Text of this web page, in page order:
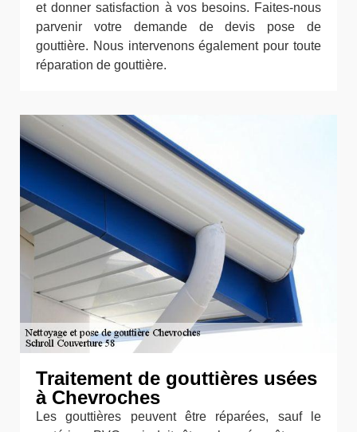
et donner satisfaction à vos besoins. Faites-nous
parvenir votre demande de devis pose de
gouttière. Nous intervenons également pour toute
réparation de gouttière.
Traitement de gouttières usées
à Chevroches
Les gouttières peuvent être réparées, sauf le